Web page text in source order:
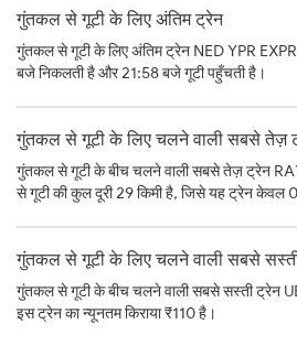
गुंतकल से गूटी के लिए अंतिम ट्रेन
गुंतकल से गूटी के लिए अंतिम ट्रेन NED YPR
बजे निकलती है और 21:58 बजे गूटी पहुँचती है।
गुंतकल से गूटी के लिए चलने वाली सबसे तेज़
गुंतकल से गूटी के बीच चलने वाली सबसे तेज़ ट्रेन
से गूटी की कुल दूरी 29 किमी है, जिसे यह ट्रेन केवल
गुंतकल से गूटी के लिए चलने वाली सबसे
गुंतकल से गूटी के बीच चलने वाली सबसे सस्ती ट्रेन
इस ट्रेन का न्यूनतम किराया ₹110 है।